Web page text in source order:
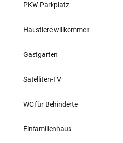
PKW-Parkplatz
Haustiere willkommen
Gastgarten
Satelliten-TV
WC für Behinderte
Einfamilienhaus